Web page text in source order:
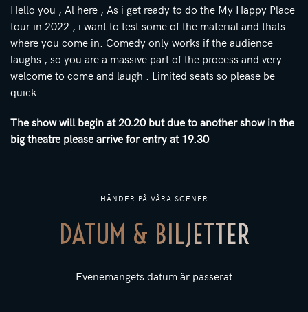
HÄNDER PÅ VÅRA SCENER
DATUM & BILJETTER
Evenemangets datum är passerat
Hello you , Al here , As i get ready to do the My Happy Place
tour in 2022 , i want to test some of the material and thats
where you come in. Comedy only works if the audience
laughs , so you are a massive part of the process and very
welcome to come and laugh . Limited seats so please be
quick .
The show will begin at 20.20 but due to another show in the
big theatre please arrive for entry at 19.30